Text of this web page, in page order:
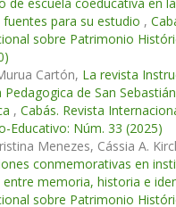
fuentes para su estudio ,
sobre Patrimonio
Cartón, La revista
Pedagogica de San
, Cabás. Revista
Educativo: Núm. 33 (2025)
Menezes, Cássia A.
conmemorativas en
memoria, historia e
sobre Patrimonio